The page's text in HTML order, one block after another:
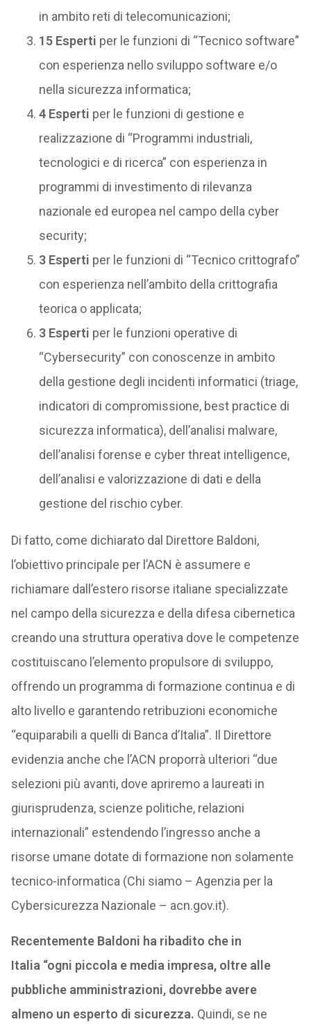
in ambito reti di telecomunicazioni;
15 Esperti per le funzioni di “Tecnico software”
con esperienza nello sviluppo software e/o
nella sicurezza informatica;
4 Esperti per le funzioni di gestione e
realizzazione di “Programmi industriali,
tecnologici e di ricerca” con esperienza in
programmi di investimento di rilevanza
nazionale ed europea nel campo della cyber
security;
3 Esperti per le funzioni di “Tecnico crittografo”
con esperienza nell’ambito della crittografia
teorica o applicata;
3 Esperti per le funzioni operative di
“Cybersecurity” con conoscenze in ambito
della gestione degli incidenti informatici (triage,
indicatori di compromissione, best practice di
sicurezza informatica), dell’analisi malware,
dell’analisi forense e cyber threat intelligence,
dell’analisi e valorizzazione di dati e della
gestione del rischio cyber.
Di fatto, come dichiarato dal Direttore Baldoni,
l’obiettivo principale per l’ACN è assumere e
richiamare dall’estero risorse italiane specializzate
nel campo della sicurezza e della difesa cibernetica
creando una struttura operativa dove le competenze
costituiscano l’elemento propulsore di sviluppo,
offrendo un programma di formazione continua e di
alto livello e garantendo retribuzioni economiche
“equiparabili a quelli di Banca d’Italia”. Il Direttore
evidenzia anche che l’ACN proporrà ulteriori “due
selezioni più avanti, dove apriremo a laureati in
giurisprudenza, scienze politiche, relazioni
internazionali” estendendo l’ingresso anche a
risorse umane dotate di formazione non solamente
tecnico-informatica (Chi siamo – Agenzia per la
Cybersicurezza Nazionale – acn.gov.it).
Recentemente Baldoni ha ribadito che in
Italia “ogni piccola e media impresa, oltre alle
pubbliche amministrazioni, dovrebbe avere
almeno un esperto di sicurezza. Quindi, se ne